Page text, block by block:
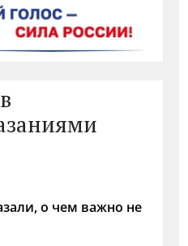
о чем важно не